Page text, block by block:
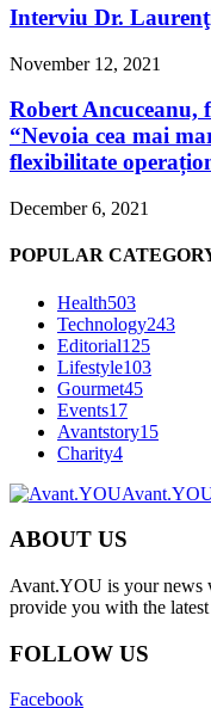
Interviu Dr.
November 12, 2021
Robert Ancuceanu,
“Nevoia cea mai
flexibilitate
December 6, 2021
POPULAR
Health503
Technology243
Editorial125
Lifestyle103
Gourmet45
Events17
Avantstory15
Charity4
ABOUT US
Avant.YOU is your news
provide you with the
FOLLOW US
Facebook